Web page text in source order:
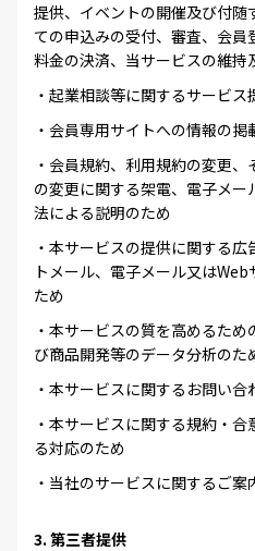
提供、イベントの開催及び付随
ての申込みの受付、審査、会
料金の決済、当サービスの維持
・起業相談等に関するサービス
・会員専用サイトへの情報の掲
・会員規約、利用規約の変更
の変更に関する架電、電子メー
法による説明のため
・本サービスの提供に関する
トメール、電子メール又は
ため
・本サービスの質を高めるた
び商品開発等のデータ分析のた
・本サービスに関するお問い
・本サービスに関する規約・
る対応のため
・当社のサービスに関するご案
3. 第三者提供